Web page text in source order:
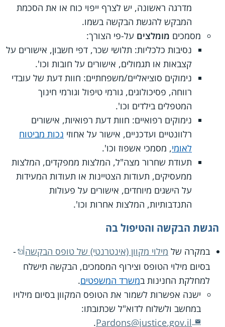
מדרגה ראשונה, יש לצרף ייפוי כוח או את הסכמת
המבקש להגשת הבקשה בשמו.
מסמכים מומלצים על-פי הצורך:
נסיבות כלכליות: תלושי שכר, דפי חשבון, אישורים על
קצבאות או תגמולים, אישורים על חובות וכו'.
נימוקים סוציאליים/משפחתיים: חוות דעת של עובדי
רווחה, פסיכולוגים, גורמי טיפול וגורמי חינוך
המטפלים בילדים וכו'.
נימוקים רפואיים: חוות דעת רפואיות, אישורים
רלוונטיים ועדכניים, אישור על אחוזי נכות מביטוח
לאומי, מסמכי אשפוז וכו'.
תעודת שחרור מצה"ל, המלצות ממפקדים, המלצות
ממעסיקים, תעודות הצטיינות או תעודות המעידות
על הישגים מיוחדים, אישורים על פעולות
התנדבותיות, המלצות אחרות וכו'.
הגשת הבקשה והטיפול בה
במקרה של מילוי מקוון (אינטרנטי) של טופס הבקשה
-
בסיום מילוי הטופס וצירוף המסמכים, הבקשה תישלח
למחלקת החנינות במשרד המשפטים.
ישנה אפשרות לשמור את הטופס המקוון בסיום מילויו
במחשב ולשלוח לדוא"ל שכתובתו:
Pardons@justice.gov.il
.